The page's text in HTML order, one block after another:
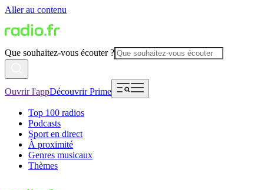
Aller au contenu
Que souhaitez-vous écouter ?
Ouvrir l'appDécouvrir Prime
Top 100 radios
Podcasts
Sport en direct
À proximité
Genres musicaux
Thèmes